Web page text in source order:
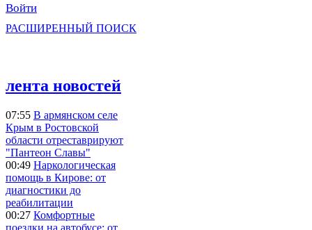
Войти
РАСШИРЕННЫЙ ПОИСК
лента новостей
07:55 В армянском селе
Крым в Ростовской
области отреставрируют
"Пантеон Славы"
00:49 Наркологическая
помощь в Кирове: от
диагностики до
реабилитации
00:27 Комфортные
поездки на автобусе: от